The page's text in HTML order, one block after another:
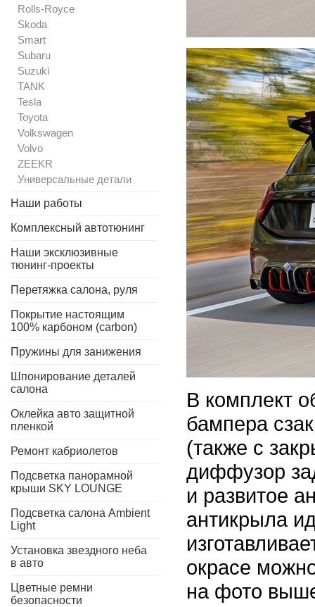
Rolls-Royce
Skoda
Smart
Subaru
Suzuki
TANK
Tesla
Toyota
Volkswagen
Volvo
ZEEKR
Универсальные детали
Наши работы
Комплексный автотюнинг
Наши эксклюзивные
тюнинг-проекты
Перетяжка салона, руля
Покрытие настоящим
100% карбоном (carbon)
Пружины для занижения
Шпонирование деталей
салона
Оклейка авто защитной
пленкой
Ремонт кабриолетов
Подсветка панорамной
крыши SKY LOUNGE
Подсветка салона Ambient
Light
Установка звездного неба
в авто
Цветные ремни
безопасности
В комплект
бампера
(также с
диффузор
и развитое
антикрыла
окрасе
на фото